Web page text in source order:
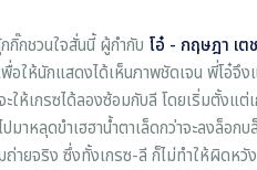
กิ๊กชวนใจสั่นนี้ ผู้กำกับ โอ๋ - กฤษฎา เต
อให้นักแสดงได้เห็นภาพชัดเจน พี่โอ๋จึ
ให้เกรซได้ลองซ้อมกับลี โดยเริ่มตั้งแ
มาหลุดขำเฮฮาน้ำตาเล็ดกว่าจะลงล็
ายจริง ซึ่งทั้งเกรซ-ลี ก็ไม่ทำให้ผิดหวั